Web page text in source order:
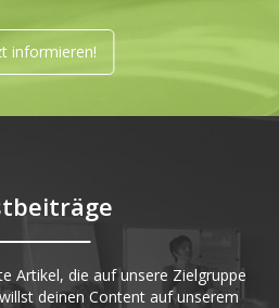
informieren!
Artikel, die auf unsere Zielgruppe
deinen Content auf unserem